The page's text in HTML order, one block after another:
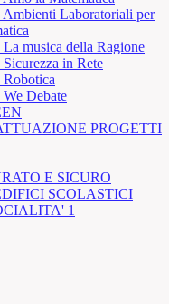
Laboratoriali per
musica della Ragione
in Rete
Debate
PROGETTI
E SICURO
SCOLASTICI
1